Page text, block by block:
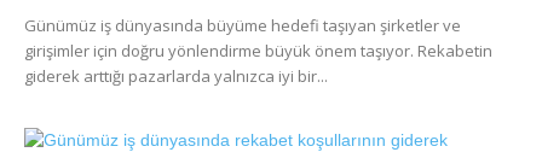
Günümüz iş dünyasında büyüme hedefi taşıyan şirketler ve
girişimler için doğru yönlendirme büyük önem taşıyor. Rekabetin
giderek arttığı pazarlarda yalnızca iyi bir...